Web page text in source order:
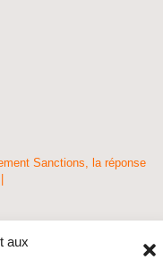
aux
Sanctions, la réponse